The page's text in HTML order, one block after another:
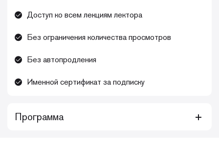
Доступ ко всем лекциям лектора
Без ограничения количества просмотров
Без автопродления
Именной сертификат за подписку
Программа